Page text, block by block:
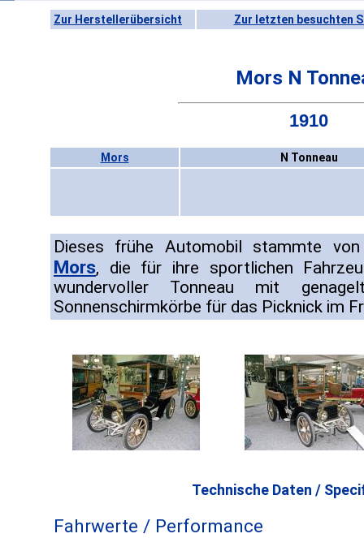
Zur Herstellerübersicht Zur letzten besuchten
Mors N
1910
Mors N Tonneau
Dieses frühe Automobil stammte
Mors, die für ihre sportlichen
wundervoller Tonneau mit
Sonnenschirmkörbe für das Picknick im
Technische Daten /
Fahrwerte / Performance